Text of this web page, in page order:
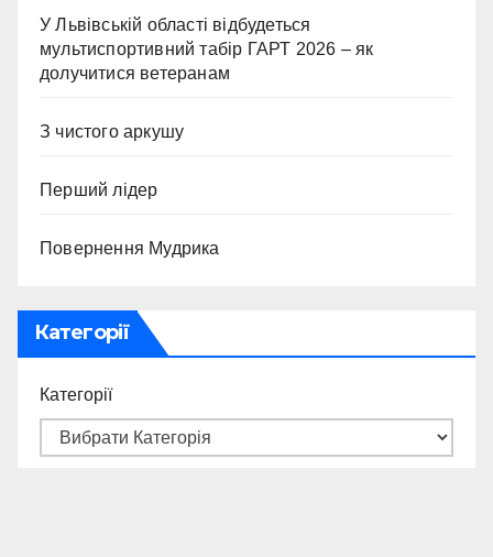
У Львівській області відбудеться
мультиспортивний табір ГАРТ 2026 – як
долучитися ветеранам
З чистого аркушу
Перший лідер
Повернення Мудрика
Категорії
Категорії